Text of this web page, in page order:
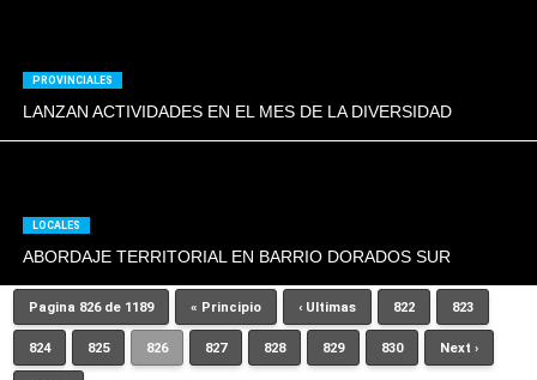
PROVINCIALES
LANZAN ACTIVIDADES EN EL MES DE LA DIVERSIDAD
LOCALES
ABORDAJE TERRITORIAL EN BARRIO DORADOS SUR
Pagina 826 de 1189 « Principio ‹ Ultimas 822 823
824 825 826 827 828 829 830 Next ›